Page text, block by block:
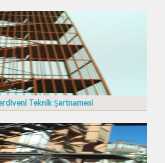
Teknik Şartnamesi